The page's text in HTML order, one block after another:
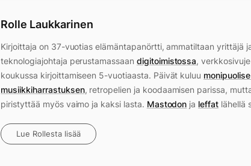
Rolle Laukkarinen
Kirjoittaja on 37-vuotias elämäntapanörtti, ammatiltaan yrittäjä
teknologiajohtaja perustamassaan digitoimistossa,
koukussa kirjoittamiseen 5-vuotiaasta. Päivät kuluu
musiikkiharrastuksen, retropelien ja koodaamisen parissa,
piristyttää myös vaimo ja kaksi lasta. Mastodon ja leffatlähellä
Lue Rollesta lisää